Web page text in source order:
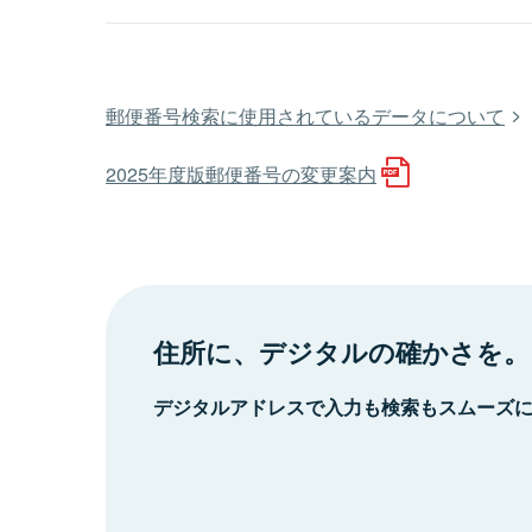
郵便番号検索に使用されているデータについて
2025年度版郵便番号の変更案内
住所に、デジタルの確かさを。
デジタルアドレスで入力も検索もスムーズ